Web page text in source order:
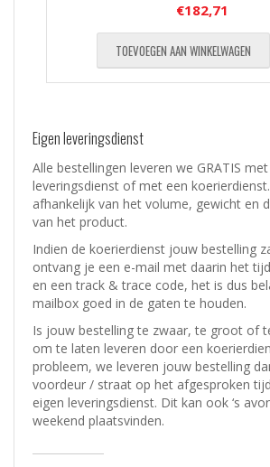
€182,71
TOEVOEGEN AAN WINKELWAGEN
Eigen leveringsdienst
Alle bestellingen leveren we GRATIS
leveringsdienst of met een koerierdienst.
afhankelijk van het volume, gewicht en
van het product.
Indien de koerierdienst jouw bestelling
ontvang je een e-mail met daarin het
en een track & trace code, het is dus
mailbox goed in de gaten te houden.
Is jouw bestelling te zwaar, te groot of
om te laten leveren door een
probleem, we leveren jouw bestelling
voordeur / straat op het afgesproken
eigen leveringsdienst. Dit kan ook ‘s
weekend plaatsvinden.